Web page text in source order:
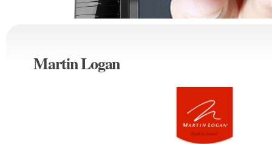
Martin Logan